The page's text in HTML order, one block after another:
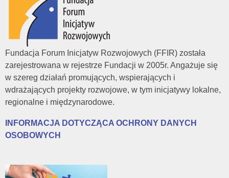
Fundacja Forum Inicjatyw Rozwojowych (FFIR) została
zarejestrowana w rejestrze Fundacji w 2005r. Angażuje się
w szereg działań promujących, wspierających i
wdrażających projekty rozwojowe, w tym inicjatywy lokalne,
regionalne i międzynarodowe.
INFORMACJA DOTYCZĄCA OCHRONY DANYCH
OSOBOWYCH